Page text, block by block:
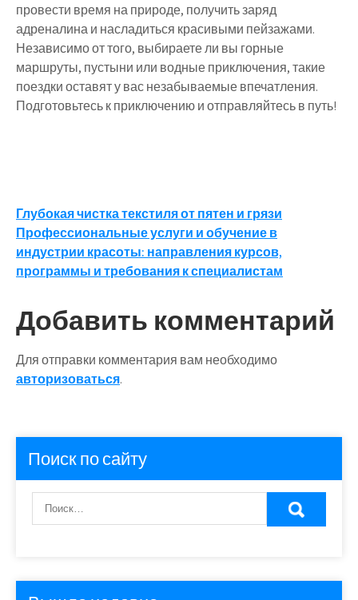
провести время на природе, получить заряд
адреналина и насладиться красивыми пейзажами.
Независимо от того, выбираете ли вы горные
маршруты, пустыни или водные приключения, такие
поездки оставят у вас незабываемые впечатления.
Подготовьтесь к приключению и отправляйтесь в путь!
Навигация
по
записям
Глубокая чистка текстиля от пятен и грязи
Профессиональные услуги и обучение в
индустрии красоты: направления курсов,
программы и требования к специалистам
Добавить комментарий
Для отправки комментария вам необходимо
авторизоваться.
Поиск по сайту